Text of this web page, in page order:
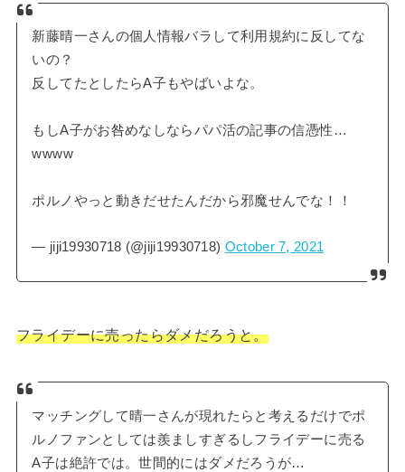
新藤晴一さんの個人情報バラして利用規約に反してな
いの？
反してたとしたらA子もやばいよな。
もしA子がお咎めなしならパパ活の記事の信憑性…
wwww
ポルノやっと動きだせたんだから邪魔せんでな！！
— jiji19930718 (@jiji19930718) October 7, 2021
フライデーに売ったらダメだろうと。
マッチングして晴一さんが現れたらと考えるだけでポ
ルノファンとしては羨ましすぎるしフライデーに売る
A子は絶許では。世間的にはダメだろうが…